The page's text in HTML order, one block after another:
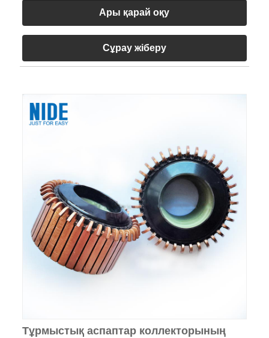
Ары қарай оқу
Сұрау жіберу
Тұрмыстық аспаптар коллекторының